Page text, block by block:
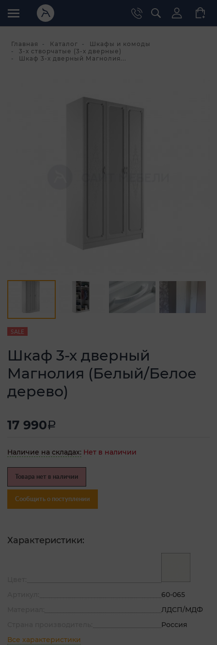
Главная Каталог
Шкафы и комоды
3-х створчатые (3-х дверные)
Шкаф 3-х дверный Магнолия...
SALE
Шкаф 3-х дверный
Магнолия (Белый/Белое
дерево)
17 990a
Наличие на складах: Нет в наличии
Товара нет в наличии
Сообщить о поступлении
Характеристики:
60-065
ЛДСП/МДФ
Россия
Все характеристики